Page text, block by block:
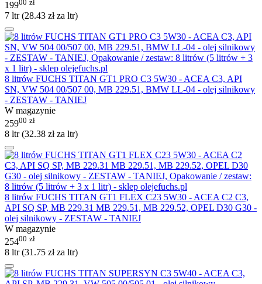
199
7 ltr (28.43 złza ltr)
8 litrów FUCHS TITAN GT1 PRO C3 5W30 - ACEA C3, API
SN, VW 504 00/507 00, MB 229.51, BMW LL-04 - olej silnikowy
- ZESTAW - TANIEJ
W magazynie
25900 zł
8 ltr (32.38 złza ltr)
8 litrów FUCHS TITAN GT1 FLEX C23 5W30 - ACEA C2 C3,
API SQ SP, MB 229.31 MB 229.51, MB 229.52, OPEL D30 G30 -
olej silnikowy - ZESTAW - TANIEJ
W magazynie
25400 zł
8 ltr (31.75 złza ltr)